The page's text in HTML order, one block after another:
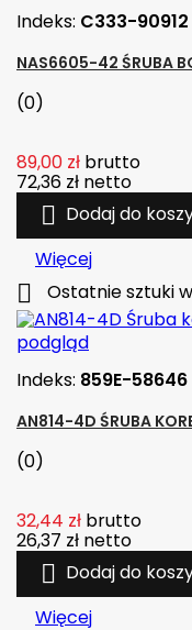
Indeks: C333-90912
NAS6605-42 ŚRUBA
(0)
89,00 zł brutto
72,36 zł netto
 Dodaj do
Więcej
 Ostatnie sztuki
podgląd
Indeks: 859E-58646
AN814-4D ŚRUBA
(0)
32,44 zł brutto
26,37 zł netto
 Dodaj do
Więcej